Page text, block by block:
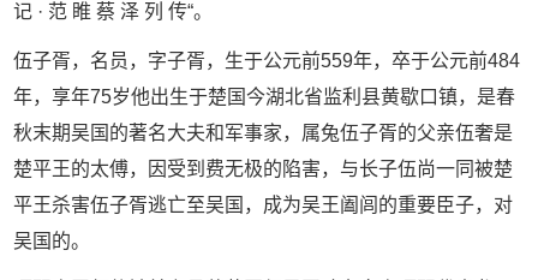
记 · 范 睢 蔡 泽 列 传“。
伍子胥，名员，字子胥，生于公元前559年，卒于公元前484
年，享年75岁他出生于楚国今湖北省监利县黄歇口镇，是春
秋末期吴国的著名大夫和军事家，属兔伍子胥的父亲伍奢是
楚平王的太傅，因受到费无极的陷害，与长子伍尚一同被楚
平王杀害伍子胥逃亡至吴国，成为吴王阖闾的重要臣子，对
吴国的。